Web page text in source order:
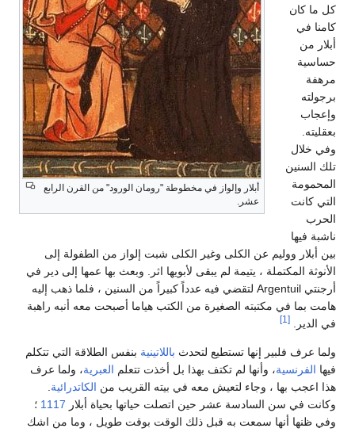
أبلار وإلواز في مخطوطة "رومان الورود" من القرن الرابع
عشر.
كل ما كان
كامنا في
أبلار من
حساسية
مرهفة
برجولته
وإعجاب
بعقليته.
وفي خلال
تلك السنين
المحمومة
التي كانت
الحرب
ناشبة فيها
بين أبلار ووليم عن الكلى وغير الكلى شبت إلواز من الطفولة إلى
الأنوثة المكتملة ، يتيمة لم يبقى لأبويها اثر. وبعث بها عمها إلى دير في
أرجنتي Argentuil لتقضي فيه عدداً كبيراً من السنين ، فلما ذهب إليه
هامت بما في مكتبته الصغيرة من الكتب هياما أصبحت معه أنبه راهبة
في الدير. [1]
ولما عرف فلبير إنها تستطيع لتحدث باللاتينية بنفس الطلاقة التي تتكلم
فيها الفرنسية، وأنها لم تكتف بهذا بل أخذت تتعلم العبرية، ولما عرف
هذا اعجب بها ، وجاء لتعيش معه في بيته القريب من الكاتدرائية.
وكانت في سن السادسة عشر حين اتصلت حياتها بحياة أبلار 1117 ؛
وفي ظنها أنها سمعت به قبل ذلك الوقت بوقت طويل ، وما من اشك